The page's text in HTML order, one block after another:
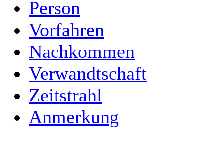
Person
Vorfahren
Nachkommen
Verwandtschaft
Zeitstrahl
Anmerkung